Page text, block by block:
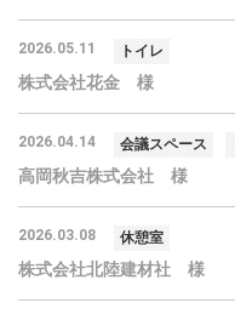
2026.05.11 トイレ
株式会社花金 様
2026.04.14 会議スペース
高岡秋吉株式会社 様
2026.03.08 休憩室
株式会社北陸建材社 様